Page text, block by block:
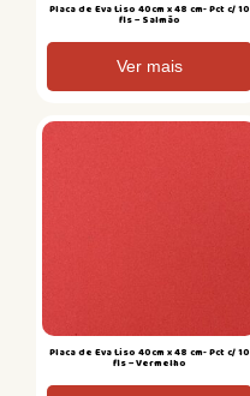
Placa de Eva Liso 40cm x 48 cm- Pct c/ 10
fls – Salmão
Ver mais
Placa de Eva Liso 40cm x 48 cm- Pct c/ 10
fls – Vermelho